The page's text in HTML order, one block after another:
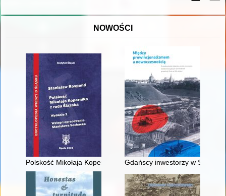
NOWOŚCI
Polskość Mikołaja Kopernika z rodu Ślązaka
Gdańscy inwestorzy w